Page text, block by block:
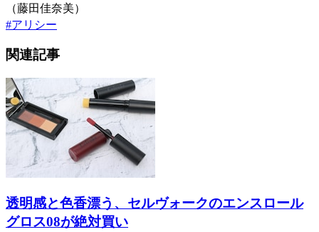
（藤田佳奈美）
#アリシー
関連記事
透明感と色香漂う、セルヴォークのエンスロール
グロス08が絶対買い